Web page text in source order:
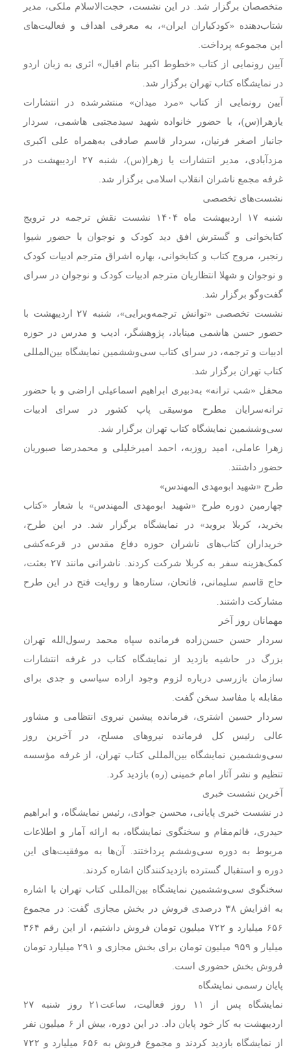
متخصصان برگزار شد. در این نشست، حجت‌الاسلام ملکی، مدیر
شتاب‌دهنده «کودکیاران ایران»، به معرفی اهداف و فعالیت‌های
این مجموعه پرداخت.
آیین رونمایی از کتاب «خطوط اکبر بنام اقبال» اثری به زبان اردو
در نمایشگاه کتاب تهران برگزار شد.
آیین رونمایی از کتاب «مرد میدان» منتشرشده در انتشارات
یازهرا(س)، با حضور خانواده شهید سیدمجتبی هاشمی، سردار
جانباز اصغر فرنیان، سردار قاسم صادقی به‌همراه علی اکبری
مزدآبادی، مدیر انتشارات یا زهرا(س)، شنبه ۲۷ اردیبهشت در
غرفه مجمع ناشران انقلاب اسلامی برگزار شد.
نشست‌های تخصصی
شنبه ۱۷ اردیبهشت ماه ۱۴۰۴ نشست نقش ترجمه در ترویج
کتابخوانی و گسترش افق دید کودک و نوجوان با حضور شیوا
رنجبر، مروج کتاب و کتابخوانی، بهاره اشراق مترجم ادبیات کودک
و نوجوان و شهلا انتظاریان مترجم ادبیات کودک و نوجوان در سرای
گفت‌وگو برگزار شد.
نشست تخصصی «توانش ترجمه‌ویرایی»، شنبه ۲۷ اردیبهشت با
حضور حسن هاشمی میناباد، پژوهشگر، ادیب و مدرس در حوزه
ادبیات و ترجمه، در سرای کتاب سی‌وششمین نمایشگاه بین‌المللی
کتاب تهران برگزار شد.
محفل «شب ترانه» به‌دبیری ابراهیم اسماعیلی اراضی و با حضور
ترانه‌سرایان مطرح موسیقی پاپ کشور در سرای ادبیات
سی‌وششمین نمایشگاه کتاب تهران برگزار شد.
زهرا عاملی، امید روزبه، احمد امیرخلیلی و محمدرضا صبوریان
حضور داشتند.
طرح «شهید ابومهدی المهندس»
چهارمین دوره طرح «شهید ابومهدی المهندس» با شعار «کتاب
بخرید، کربلا بروید» در نمایشگاه برگزار شد. در این طرح،
خریداران کتاب‌های ناشران حوزه دفاع مقدس در قرعه‌کشی
کمک‌هزینه سفر به کربلا شرکت کردند. ناشرانی مانند ۲۷ بعثت،
حاج قاسم سلیمانی، فاتحان، ستاره‌ها و روایت فتح در این طرح
مشارکت داشتند.
مهمانان روز آخر
سردار حسن حسن‌زاده فرمانده سپاه محمد رسول‌الله تهران
بزرگ در حاشیه بازدید از نمایشگاه کتاب در غرفه انتشارات
سازمان بازرسی درباره لزوم وجود اراده سیاسی و جدی برای
مقابله با مفاسد سخن گفت.
سردار حسین اشتری، فرمانده پیشین نیروی انتظامی و مشاور
عالی رئیس کل فرمانده نیروهای مسلح، در آخرین روز
سی‌وششمین نمایشگاه بین‌المللی کتاب تهران، از غرفه مؤسسه
تنظیم و نشر آثار امام خمینی (ره) بازدید کرد.
آخرین نشست خبری
در نشست خبری پایانی، محسن جوادی، رئیس نمایشگاه، و ابراهیم
حیدری، قائم‌مقام و سخنگوی نمایشگاه، به ارائه آمار و اطلاعات
مربوط به دوره سی‌وششم پرداختند. آن‌ها به موفقیت‌های این
دوره و استقبال گسترده بازدیدکنندگان اشاره کردند.
سخنگوی سی‌وششمین نمایشگاه بین‌المللی کتاب تهران با اشاره
به افزایش ۳۸ درصدی فروش در بخش مجازی گفت: در مجموع
۶۵۶ میلیارد و ۷۲۲ میلیون تومان فروش داشتیم، از این رقم ۳۶۴
میلیار و ۹۵۹ میلیون تومان برای بخش مجازی و ۲۹۱ میلیارد تومان
فروش بخش حضوری است.
پایان رسمی نمایشگاه
نمایشگاه پس از ۱۱ روز فعالیت، ساعت۲۱ روز شنبه ۲۷
اردیبهشت به کار خود پایان داد. در این دوره، بیش از ۶ میلیون نفر
از نمایشگاه بازدید کردند و مجموع فروش به ۶۵۶ میلیارد و ۷۲۲